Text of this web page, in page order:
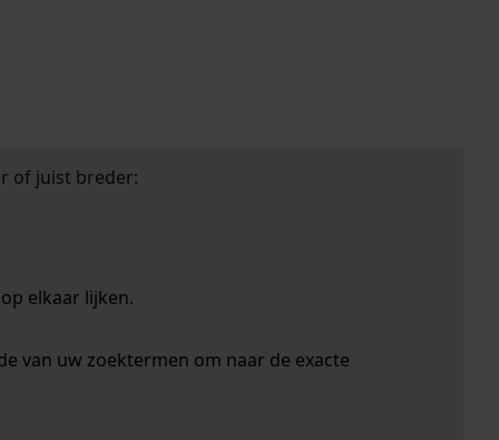
of juist breder:
elkaar lijken.
van uw zoektermen om naar de exacte